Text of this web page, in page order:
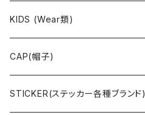
CAP/HAT(キャップ類)
OTHERS(ドックタウン小物)
KIDS (Wear類)
CAP(帽子)
STICKER(ステッカー各種ブランド)